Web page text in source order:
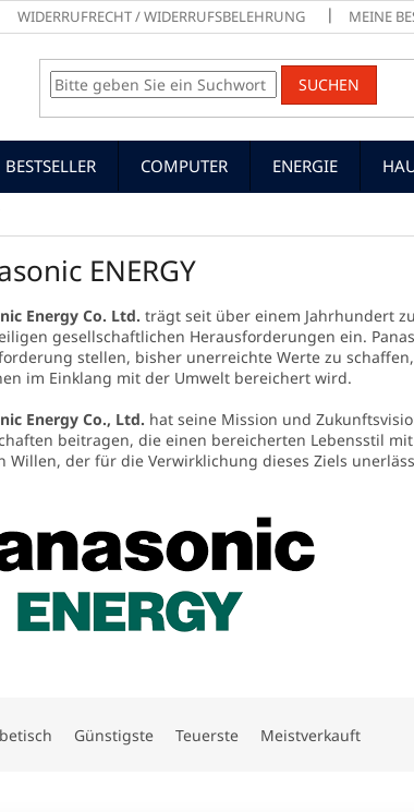
WIDERRUFRECHT / WIDERRUFSBELEHRUNG MEINE
SUCHEN
BESTSELLER COMPUTER ENERGIE
ENERGY
Energy Co. Ltd. trägt seit über einem Jahrhundert
gesellschaftlichen Herausforderungen ein.
stellen, bisher unerreichte Werte zu
im Einklang mit der Umwelt bereichert wird.
Energy Co., Ltd. hat seine Mission und
beitragen, die einen bereicherten Lebensstil
Willen, der für die Verwirklichung dieses Ziels
Günstigste Teuerste Meistverkauft